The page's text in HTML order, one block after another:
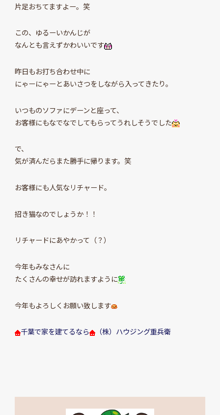
片足おちてますよー。笑
この、ゆるーいかんじが
なんとも言えずかわいいです
昨日もお打ち合わせ中に
にゃーにゃーとあいさつをしながら入ってきたり。
いつものソファにデーンと座って、
お客様にもなでなでしてもらってうれしそうでした
で、
気が済んだらまた勝手に帰ります。笑
お客様にも人気なリチャード。
招き猫なのでしょうか！！
リチャードにあやかって（？）
今年もみなさんに
たくさんの幸せが訪れますように
今年もよろしくお願い致します
千葉で家を建てるなら （株）ハウジング重兵衛